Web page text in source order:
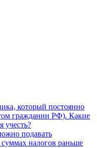
который постоянно
гражданин РФ). Какие
учесть?
подавать
налогов раньше